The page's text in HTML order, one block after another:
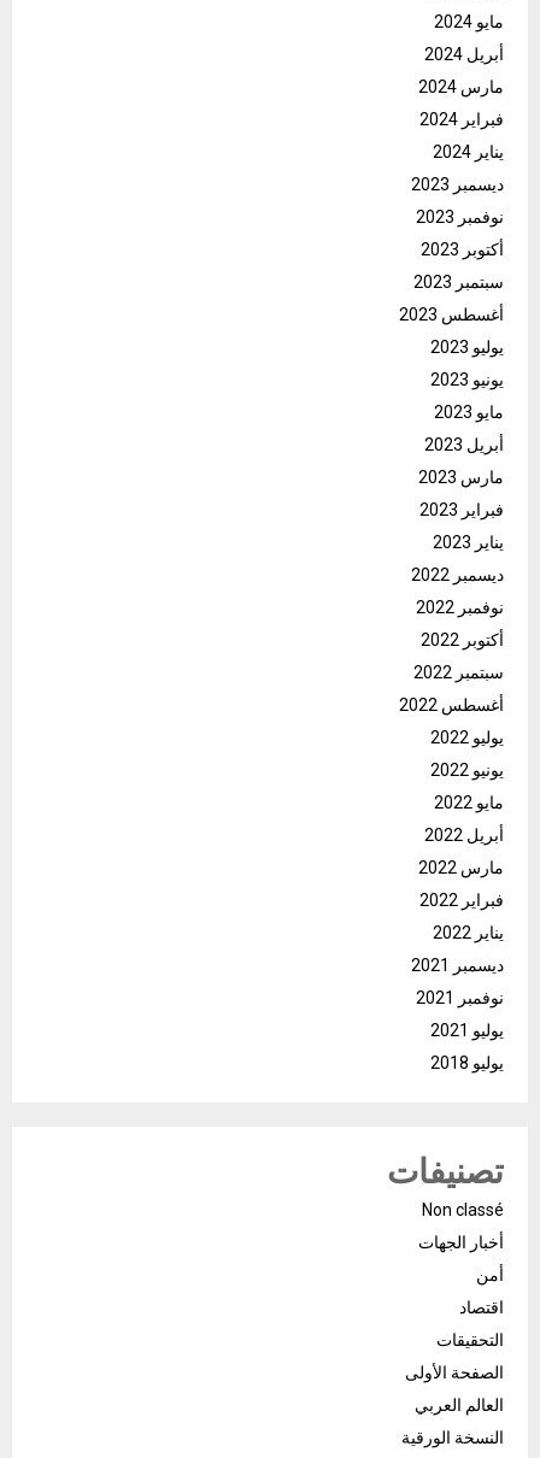
مايو 2024
أبريل 2024
مارس 2024
فبراير 2024
يناير 2024
ديسمبر 2023
نوفمبر 2023
أكتوبر 2023
سبتمبر 2023
أغسطس 2023
يوليو 2023
يونيو 2023
مايو 2023
أبريل 2023
مارس 2023
فبراير 2023
يناير 2023
ديسمبر 2022
نوفمبر 2022
أكتوبر 2022
سبتمبر 2022
أغسطس 2022
يوليو 2022
يونيو 2022
مايو 2022
أبريل 2022
مارس 2022
فبراير 2022
يناير 2022
ديسمبر 2021
نوفمبر 2021
يوليو 2021
يوليو 2018
تصنيفات
Non classé
أخبار الجهات
أمن
اقتصاد
التحقيقات
الصفحة الأولى
العالم العربي
النسخة الورقية